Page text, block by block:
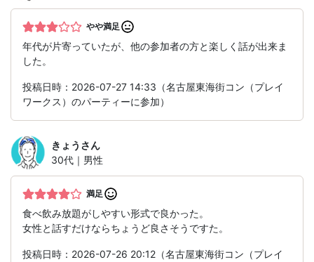
やや満足
年代が片寄っていたが、他の参加者の方と楽しく話が出来ま
した。
投稿日時：2026-07-27 14:33（名古屋東海街コン（プレイ
ワークス）のパーティーに参加）
きょう さん
30代｜男性
満足
食べ飲み放題がしやすい形式で良かった。
女性と話すだけならちょうど良さそうですた。
投稿日時：2026-07-26 20:12（名古屋東海街コン（プレイ